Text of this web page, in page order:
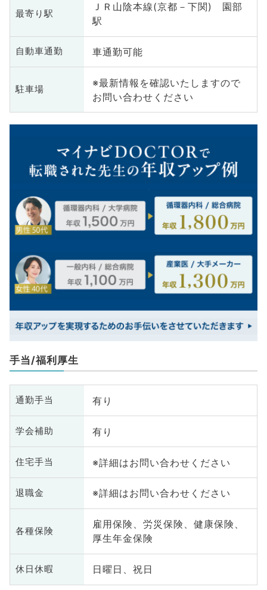
最寄り駅
ＪＲ山陰本線(京都－下関) 園部
駅
自動車通勤 車通勤可能
駐車場
※最新情報を確認いたしますので
お問い合わせください
手当/福利厚生
通勤手当 有り
学会補助 有り
住宅手当 ※詳細はお問い合わせください
退職金 ※詳細はお問い合わせください
各種保険
雇用保険、労災保険、健康保険、
厚生年金保険
休日休暇 日曜日、祝日